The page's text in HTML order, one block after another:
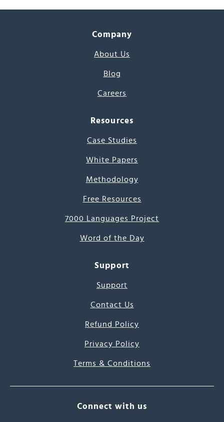
Company
About Us
Blog
Careers
Resources
Case Studies
White Papers
Methodology
Free Resources
7000 Languages Project
Word of the Day
Support
Support
Contact Us
Refund Policy
Privacy Policy
Terms & Conditions
Connect with us